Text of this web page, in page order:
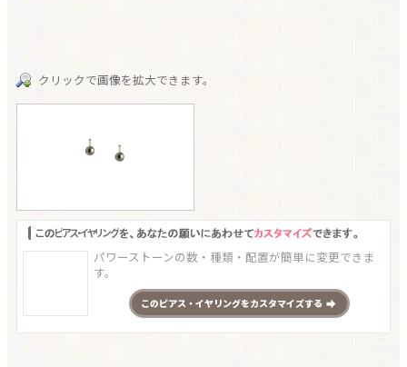
クリックで画像を拡大できます。
パワーストーンの数・種類・配置が簡単に変更できま
す。
このピアス・イヤリングをカスタマイズする